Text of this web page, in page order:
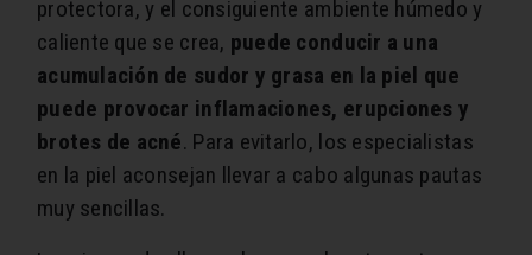
protectora, y el consiguiente ambiente húmedo y
caliente que se crea, puede conducir a una
acumulación de sudor y grasa en la piel que
puede provocar inflamaciones, erupciones y
brotes de acné. Para evitarlo, los especialistas
en la piel aconsejan llevar a cabo algunas pautas
muy sencillas.